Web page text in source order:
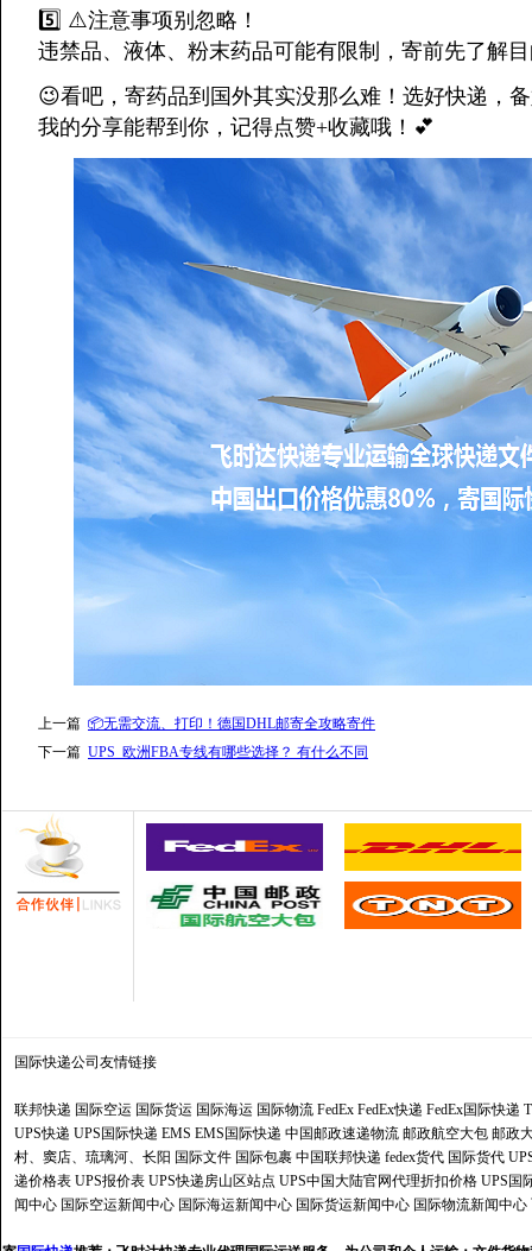
5️⃣ ⚠️注意事项别忽略！
违禁品、液体、粉末药品可能有限制，寄前先了解
😉看吧，寄药品到国外其实没那么难！选好快递，
我的分享能帮到你，记得点赞+收藏哦！💕
上一篇 📦无需交流、打印！德国DHL邮寄全攻略寄件
下一篇 UPS_欧洲FBA专线有哪些选择？ 有什么不同
国际快递公司 友情链接
联邦快递 国际空运 国际货运 国际海运 国际物流 FedEx FedEx快递 FedEx国际快递
UPS快递 UPS国际快递 EMS EMS国际快递 中国邮政速递物流 邮政航空大包 邮政
村、窦店、琉璃河、长阳 国际文件 国际包裹 中国联邦快递 fedex货代 国际货代
递价格表 UPS报价表 UPS快递房山区站点 UPS中国大陆官网代理折扣价格 UPS国
闻中心 国际空运新闻中心 国际海运新闻中心 国际货运新闻中心 国际物流新闻中心